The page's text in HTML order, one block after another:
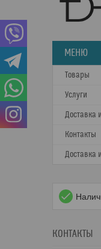
Товары
Услуги
Доставка
Контакты
Доставка
КОНТАКТЫ